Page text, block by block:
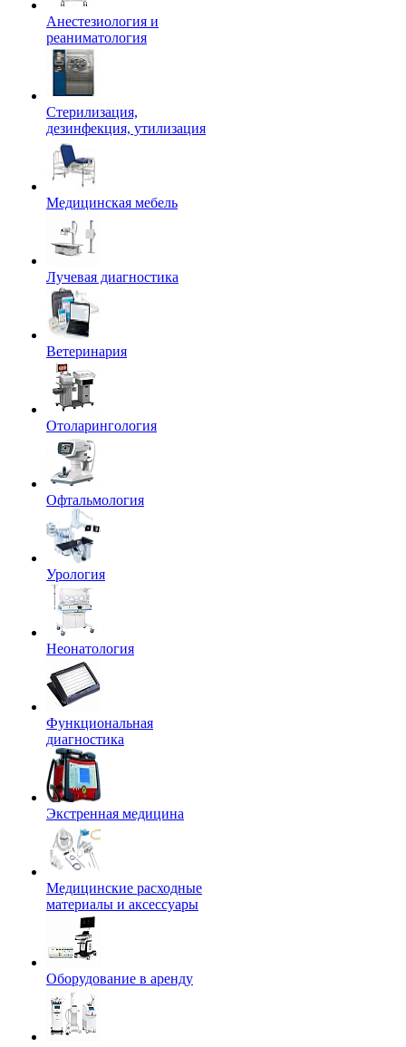
Анестезиология и
реаниматология
Стерилизация,
дезинфекция, утилизация
Медицинская мебель
Лучевая диагностика
Ветеринария
Отоларингология
Офтальмология
Урология
Неонатология
Функциональная
диагностика
Экстренная медицина
Медицинские расходные
материалы и аксессуары
Оборудование в аренду